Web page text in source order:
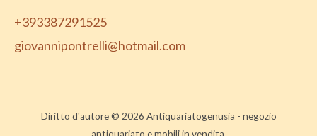
+393387291525
giovannipontrelli@hotmail.com
Diritto d'autore © 2026 Antiquariatogenusia - negozio